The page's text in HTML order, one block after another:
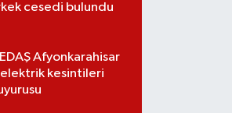
cesedi bulundu
Afyonkarahisar
kesintileri